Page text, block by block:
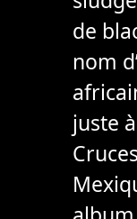
de
nom
juste